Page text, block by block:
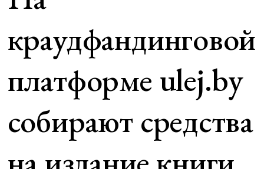
краудфандинговой
платформе ulej.by
собирают средства